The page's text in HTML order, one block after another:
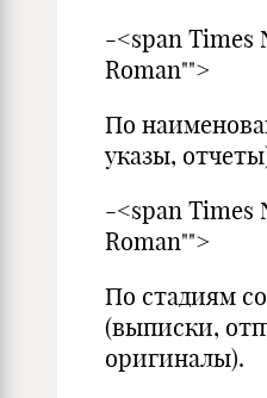
-<span Times
Roman"">
По
указы,
-<span Times
Roman"">
По стадиям
(выписки,
оригиналы).